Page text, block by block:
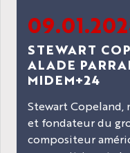
STEWART
ALADE
MIDEM+24
Stewart
et fondateur du
compositeur